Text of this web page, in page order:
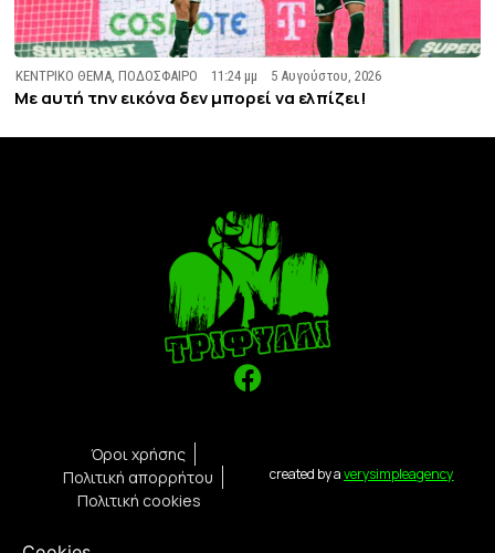
ΚΕΝΤΡΙΚΟ ΘΕΜΑ,ΠΟΔΟΣΦΑΙΡΟ 11:24 μμ 5 Αυγούστου, 2026
Με αυτή την εικόνα δεν μπορεί να ελπίζει!
created by averysimpleagency
Όροι χρήσης
Πολιτική απορρήτου
Πολιτική cookies